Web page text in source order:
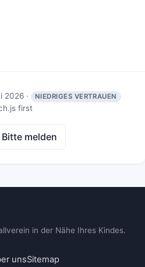
2026 · NIEDRIGES VERTRAUEN
first
melden
in der Nähe Ihres Kindes.
unsSitemap